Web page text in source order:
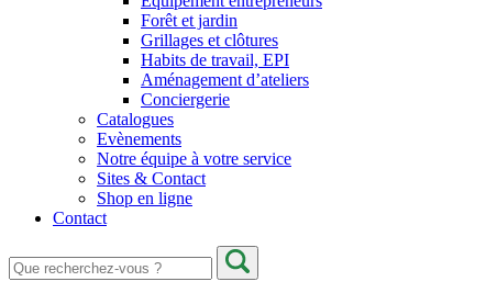
Forêt et jardin
Grillages et clôtures
Habits de travail, EPI
Aménagement d’ateliers
Conciergerie
Catalogues
Evènements
Notre équipe à votre service
Sites & Contact
Shop en ligne
Contact